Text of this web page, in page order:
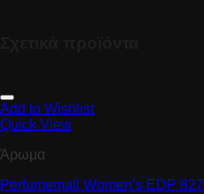
Add to Wishlist
Quick View
Άρωμα
Perfumemall Women’s EDP 827